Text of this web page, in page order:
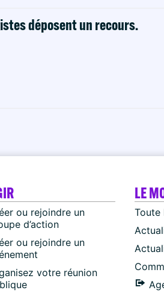
déposent un recours.
ou rejoindre un
d’action
ou rejoindre un
votre réunion
LE
Toute